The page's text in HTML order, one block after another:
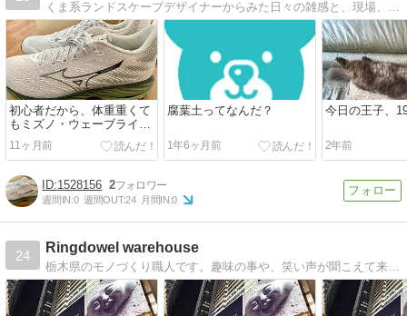
初心者だから、体重重くて
もミズノ・ウェーブライダ
ー28で決まり（MIZNO
WAVE RIDER 28）
11ヶ月前
腐葉土ってなんだ？
1年6ヶ月前
今日の王子、
2年前
1528156 2
週間IN:0 週間OUT:24 月間IN:0
24
Ringdowel warehouse
栃木県のモノづくり職人です。趣味の事や、笑い声が聞こえて来るような庭づくりに日々、励んでいます!!